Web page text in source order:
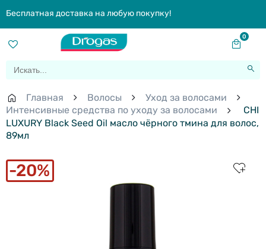
Бесплатная доставка на любую покупку!
0
Главная Волосы
Уход за волосами
Интенсивные средства по уходу за волосами
CHI
LUXURY Black Seed Oil масло чёрного тмина для волос,
89мл
20%